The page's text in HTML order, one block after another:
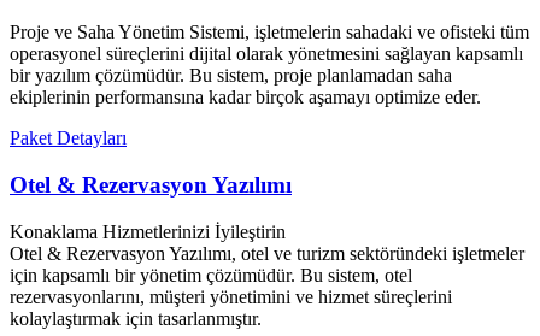
Proje ve Saha Yönetim Sistemi, işletmelerin sahadaki ve ofisteki tüm
operasyonel süreçlerini dijital olarak yönetmesini sağlayan kapsamlı
bir yazılım çözümüdür. Bu sistem, proje planlamadan saha
ekiplerinin performansına kadar birçok aşamayı optimize eder.
Paket Detayları
Otel & Rezervasyon Yazılımı
Konaklama Hizmetlerinizi İyileştirin
Otel & Rezervasyon Yazılımı, otel ve turizm sektöründeki işletmeler
için kapsamlı bir yönetim çözümüdür. Bu sistem, otel
rezervasyonlarını, müşteri yönetimini ve hizmet süreçlerini
kolaylaştırmak için tasarlanmıştır.